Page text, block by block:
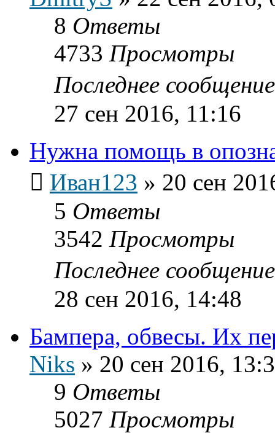
8 Ответы
4733 Просмотры
Последнее
27 сен 2016, 11:16
Нужна помощь в
Иван123 » 20 сен
5 Ответы
3542 Просмотры
Последнее
28 сен 2016, 14:48
Бампера, обвесы. Их
Niks » 20 сен 2016,
9 Ответы
5027 Просмотры